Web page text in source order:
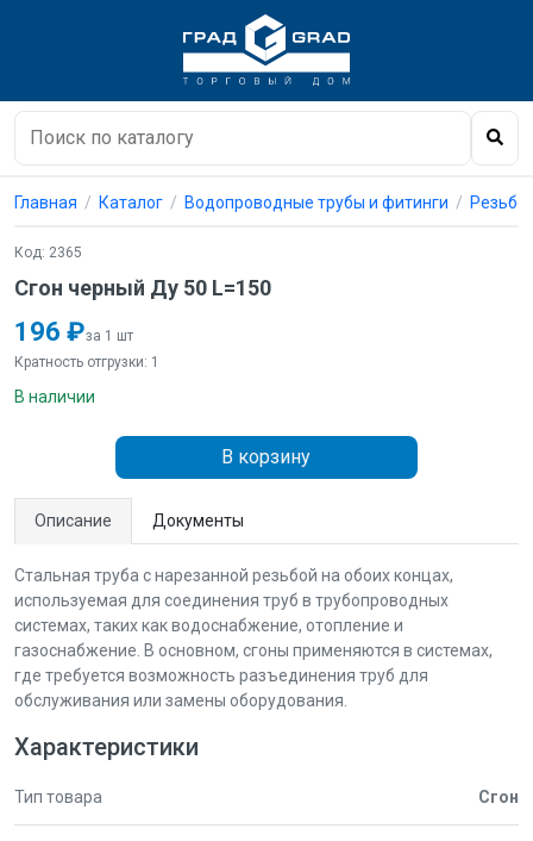
Главная Каталог Водопроводные трубы и фитинги
Код: 2365
Сгон черный Ду 50 L=150
196 ₽за 1 шт
Кратность отгрузки: 1
В наличии
В корзину
Описание Документы
Стальная труба с нарезанной резьбой на обоих концах,
используемая для соединения труб в трубопроводных
системах, таких как водоснабжение, отопление и
газоснабжение. В основном, сгоны применяются в системах,
где требуется возможность разъединения труб для
обслуживания или замены оборудования.
Характеристики
Тип товара Сгон